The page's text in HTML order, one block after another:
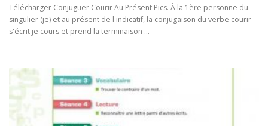
Télécharger Conjuguer Courir Au Présent Pics. À la 1ère personne du
singulier (je) et au présent de l'indicatif, la conjugaison du verbe courir
s'écrit je cours et prend la terminaison …